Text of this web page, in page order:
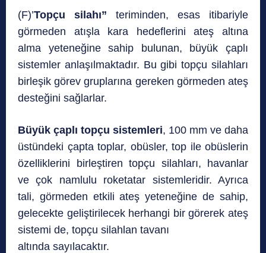
(F)’Topçu silahı” teriminden, esas itibariyle
görmeden atışla kara hedeflerini ateş altına
alma yeteneğine sahip bulunan, büyük çaplı
sistemler anlaşılmaktadır. Bu gibi topçu silahları
birleşik görev gruplarına gereken görmeden ateş
desteğini sağlarlar.
Büyük çaplı topçu sistemleri, 100 mm ve daha
üstündeki çapta toplar, obüsler, top ile obüslerin
özelliklerini birleştiren topçu silahları, havanlar
ve çok namlulu roketatar sistemleridir. Ayrıca
tali, görmeden etkili ateş yeteneğine de sahip,
gelecekte geliştirilecek herhangi bir görerek ateş
sistemi de, topçu silahlan tavanı
altında sayılacaktır.